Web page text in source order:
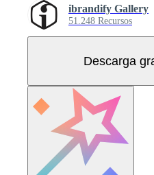
ibrandify Gallery
51.248 Recursos
Descarga